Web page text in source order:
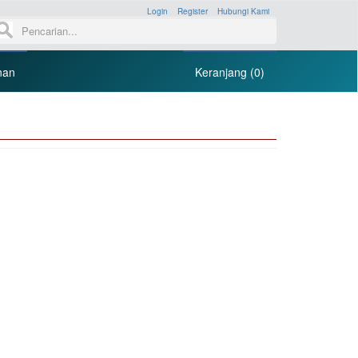
Login Register» Hubungi Kami
Keranjang (0)